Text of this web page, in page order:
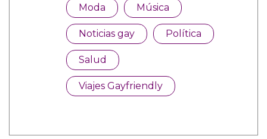
Moda Música
Noticias gay Política
Salud
Viajes Gayfriendly